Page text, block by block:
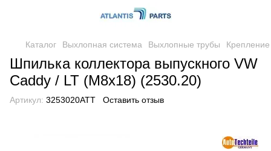
Каталог Выхлопная система Выхлопные трубы
Шпилька коллектора выпускного VW
Caddy / LT (M8x18) (2530.20)
Артикул: 3253020ATT Оставить отзыв